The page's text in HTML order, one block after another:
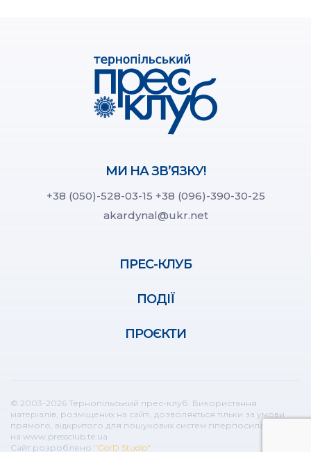
МИ НА ЗВ’ЯЗКУ!
+38 (050)-528-03-15 +38 (096)-390-30-25
akardynal@ukr.net
ПРЕС-КЛУБ
ПОДІЇ
ПРОЄКТИ
© 2003-2026 Тернопільський прес-клуб. Використання
матеріалів, розміщених на сайті, дозволяється тільки за умови
прямого, відкритого для пошукових систем гіперпосилання
на www.pressclub.te.ua
Сайт розроблено "GorD Studio"